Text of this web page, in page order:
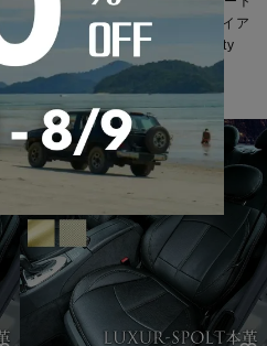
カバー 全席セット [ダティ ダイア
ラックス本革パンチング] Dotty
DIA-LUX本革パンチング